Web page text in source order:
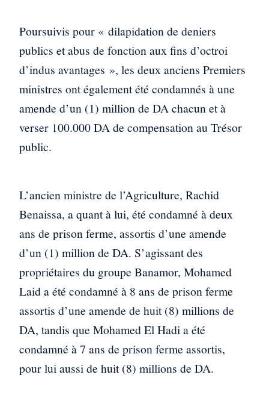
Poursuivis pour « dilapidation de deniers
publics et abus de fonction aux fins d’octroi
d’indus avantages », les deux anciens Premiers
ministres ont également été condamnés à une
amende d’un (1) million de DA chacun et à
verser 100.000 DA de compensation au Trésor
public.
L’ancien ministre de l’Agriculture, Rachid
Benaissa, a quant à lui, été condamné à deux
ans de prison ferme, assortis d’une amende
d’un (1) million de DA. S’agissant des
propriétaires du groupe Banamor, Mohamed
Laid a été condamné à 8 ans de prison ferme
assortis d’une amende de huit (8) millions de
DA, tandis que Mohamed El Hadi a été
condamné à 7 ans de prison ferme assortis,
pour lui aussi de huit (8) millions de DA.